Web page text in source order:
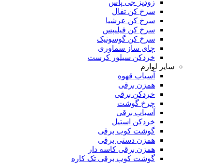
زودپز جی پاس
سرخ کن تفال
سرخ کن عرشیا
سرخ کن فیلیپس
سرخ کن گوسونیک
چای ساز سماوری
خردکن سیلور کرست
سایر لوازم
آسیاب قهوه
همزن برقی
خردکن برقی
چرخ گوشت
آسیاب برقی
خردکن استیل
گوشت کوب برقی
همزن دستی برقی
همزن برقی کاسه دار
گوشت کوب برقی تک کاره